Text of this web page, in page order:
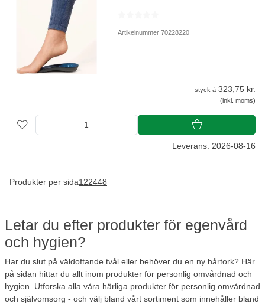
Artikelnummer 70228220
styck á 323,75 kr.
(inkl. moms)
Leverans: 2026-08-16
Produkter per sida122448
Letar du efter produkter för egenvård
och hygien?
Har du slut på väldoftande tvål eller behöver du en ny hårtork? Här
på sidan hittar du allt inom produkter för personlig omvårdnad och
hygien. Utforska alla våra härliga produkter för personlig omvårdnad
och självomsorg - och välj bland vårt sortiment som innehåller bland